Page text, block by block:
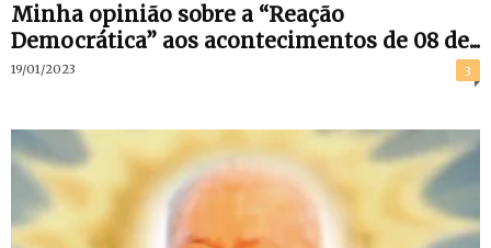
Minha opinião sobre a “Reação
Democrática” aos acontecimentos de 08 de...
19/01/2023 3